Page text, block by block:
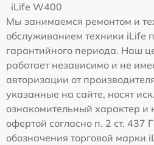
iLife W400
Мы занимаемся ремонтом и
обслуживанием техники iLife
гарантийного периода. Наш
работает независимо и не
авторизации от
указанные на сайте, носят
ознакомительный характер и
офертой согласно п. 2 ст.
обозначения торговой марки